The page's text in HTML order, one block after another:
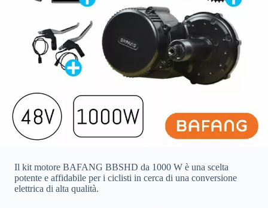
Il kit motore BAFANG BBSHD da 1000 W è una scelta
potente e affidabile per i ciclisti in cerca di una conversione
elettrica di alta qualità.